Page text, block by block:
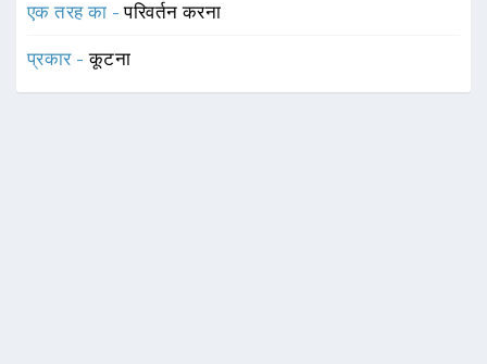
एक तरह का -परिवर्तन करना
प्रकार -कूटना